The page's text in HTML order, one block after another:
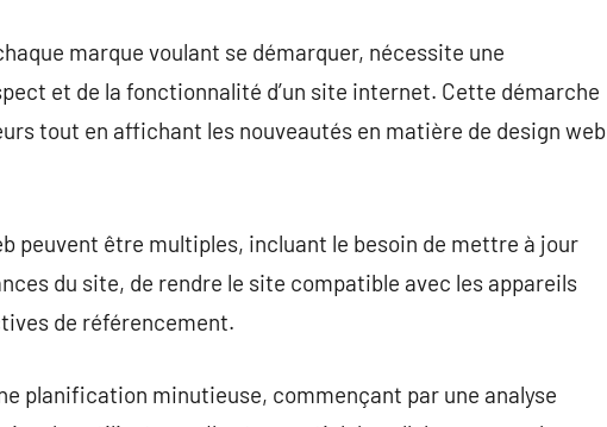
marque voulant se démarquer, nécessite une
et de la fonctionnalité d’un site internet. Cette démarche
tout en affichant les nouveautés en matière de design web
peuvent être multiples, incluant le besoin de mettre à jour
du site, de rendre le site compatible avec les appareils
de référencement.
planification minutieuse, commençant par une analyse